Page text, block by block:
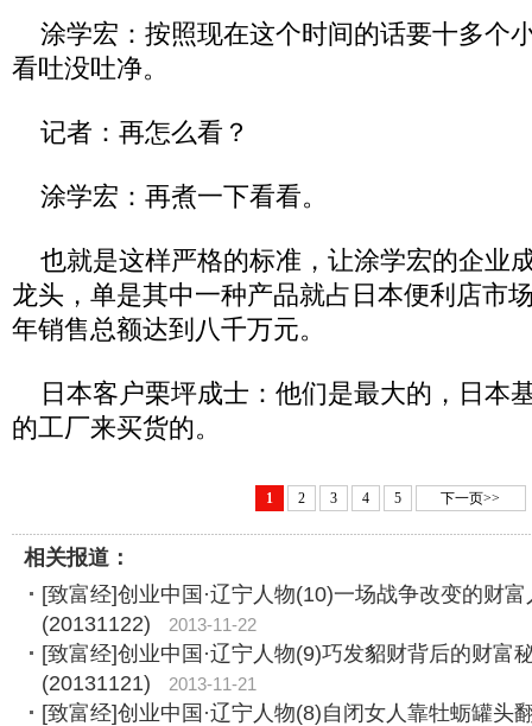
涂学宏：按照现在这个时间的话要十多个
看吐没吐净。
记者：再怎么看？
涂学宏：再煮一下看看。
也就是这样严格的标准，让涂学宏的企业
龙头，单是其中一种产品就占日本便利店市
年销售总额达到八千万元。
日本客户栗坪成士：他们是最大的，日本
的工厂来买货的。
1 2 3 4 5 下一页>>
相关报道：
[致富经]创业中国·辽宁人物(10)一场战争改变的财富
(20131122)
2013-11-22
[致富经]创业中国·辽宁人物(9)巧发貂财背后的财富
(20131121)
2013-11-21
[致富经]创业中国·辽宁人物(8)自闭女人靠牡蛎罐头